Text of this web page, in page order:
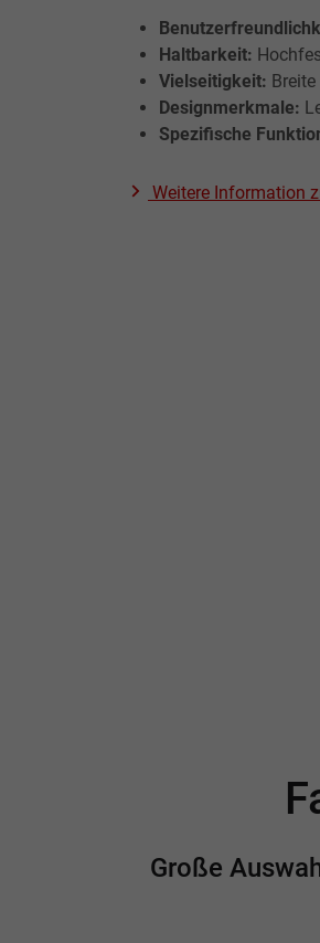
Haltbarkeit:
Vielseitigkeit:
Designmerkmale:
Spezifische
Weitere Information
Große